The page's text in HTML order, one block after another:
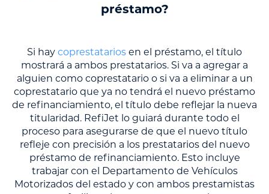
préstamo?
Si hay coprestatarios en el préstamo, el título
mostrará a ambos prestatarios. Si va a agregar a
alguien como coprestatario o si va a eliminar a un
coprestatario que ya no tendrá el nuevo préstamo
de refinanciamiento, el título debe reflejar la nueva
titularidad. RefiJet lo guiará durante todo el
proceso para asegurarse de que el nuevo título
refleje con precisión a los prestatarios del nuevo
préstamo de refinanciamiento. Esto incluye
trabajar con el Departamento de Vehículos
Motorizados del estado y con ambos prestamistas